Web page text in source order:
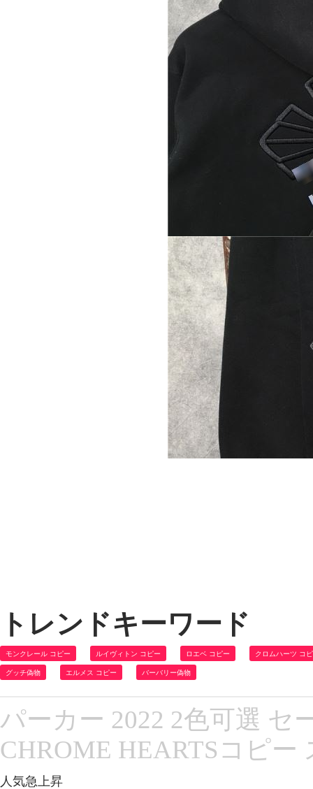
トレンドキーワード
モンクレール コピー ルイヴィトン コピー ロエベ コピー クロムハーツ コ
グッチ偽物 エルメス コピー バーバリー偽物
パーカー 2022 2色可選 セ
CHROME HEARTSコピ
人気急上昇